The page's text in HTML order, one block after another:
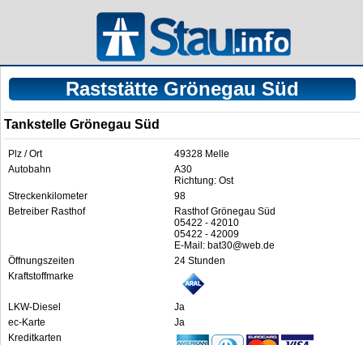
Raststätte Grönegau Süd
Tankstelle Grönegau Süd
Plz / Ort
49328 Melle
Autobahn
A30
Richtung: Ost
Streckenkilometer
98
Betreiber Rasthof
Rasthof Grönegau Süd
05422 - 42010
05422 - 42009
E-Mail: bat30@web.de
Öffnungszeiten
24 Stunden
Kraftstoffmarke
LKW-Diesel
Ja
ec-Karte
Ja
Kreditkarten